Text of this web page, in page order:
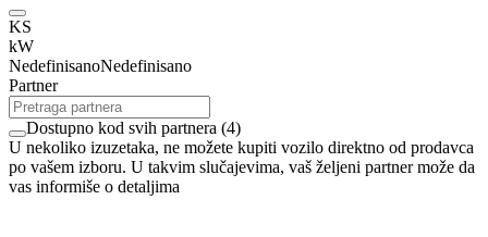
KS
kW
NedefinisanoNedefinisano
Partner
Dostupno kod svih partnera (4)
U nekoliko izuzetaka, ne možete kupiti vozilo direktno od prodavca
po vašem izboru. U takvim slučajevima, vaš željeni partner može da
vas informiše o detaljima